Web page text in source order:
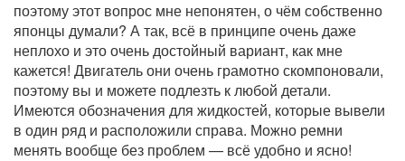
поэтому этот вопрос мне непонятен, о чём собственно
японцы думали? А так, всё в принципе очень даже
неплохо и это очень достойный вариант, как мне
кажется! Двигатель они очень грамотно скомпоновали,
поэтому вы и можете подлезть к любой детали.
Имеются обозначения для жидкостей, которые вывели
в один ряд и расположили справа. Можно ремни
менять вообще без проблем — всё удобно и ясно!